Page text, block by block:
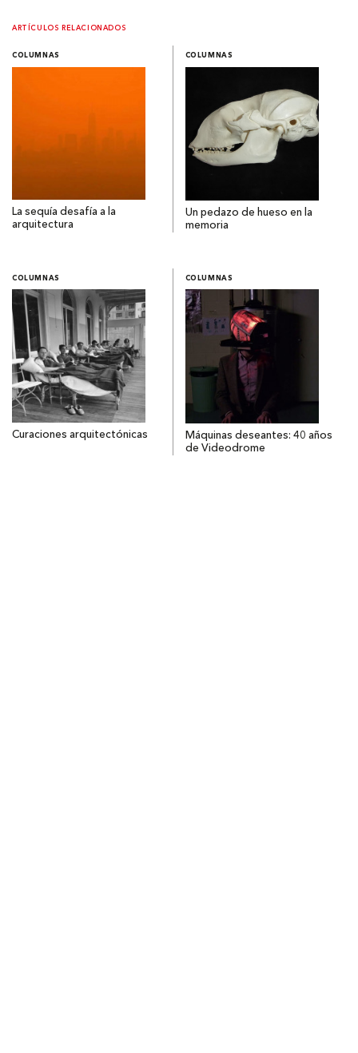
ARTÍCULOS RELACIONADOS
COLUMNAS
La sequía desafía a la
arquitectura
COLUMNAS
Un pedazo de hueso en la
memoria
COLUMNAS
Curaciones arquitectónicas
COLUMNAS
Máquinas deseantes: 40 años
de Videodrome